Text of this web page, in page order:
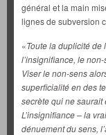
général et la main
lignes de subversion
«Toute la duplicité de
l’insignifiance, le
Viser le non-sens
superficialité en des
secrète qui ne saurait
L’insignifiance – la
dénuement du sens,